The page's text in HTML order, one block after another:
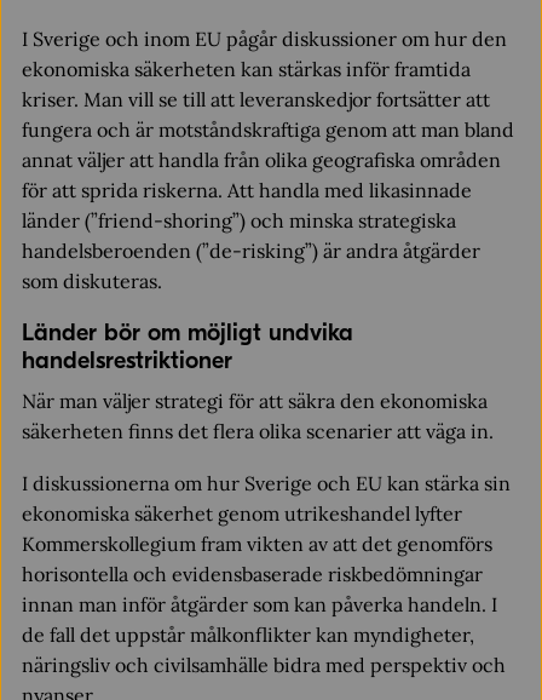
I Sverige och inom EU pågår diskussioner om hur den
ekonomiska säkerheten kan stärkas inför framtida
kriser. Man vill se till att leveranskedjor fortsätter att
fungera och är motståndskraftiga genom att man bland
annat väljer att handla från olika geografiska områden
för att sprida riskerna. Att handla med likasinnade
länder (”friend-shoring”) och minska strategiska
handelsberoenden (”de-risking”) är andra åtgärder
som diskuteras.
Länder bör om möjligt undvika
handelsrestriktioner
När man väljer strategi för att säkra den ekonomiska
säkerheten finns det flera olika scenarier att väga in.
I diskussionerna om hur Sverige och EU kan stärka sin
ekonomiska säkerhet genom utrikeshandel lyfter
Kommerskollegium fram vikten av att det genomförs
horisontella och evidensbaserade riskbedömningar
innan man inför åtgärder som kan påverka handeln. I
de fall det uppstår målkonflikter kan myndigheter,
näringsliv och civilsamhälle bidra med perspektiv och
nyanser.